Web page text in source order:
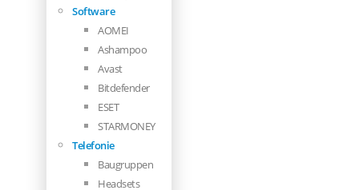
Software
AOMEI
Ashampoo
Avast
Bitdefender
ESET
STARMONEY
Telefonie
Baugruppen
Headsets